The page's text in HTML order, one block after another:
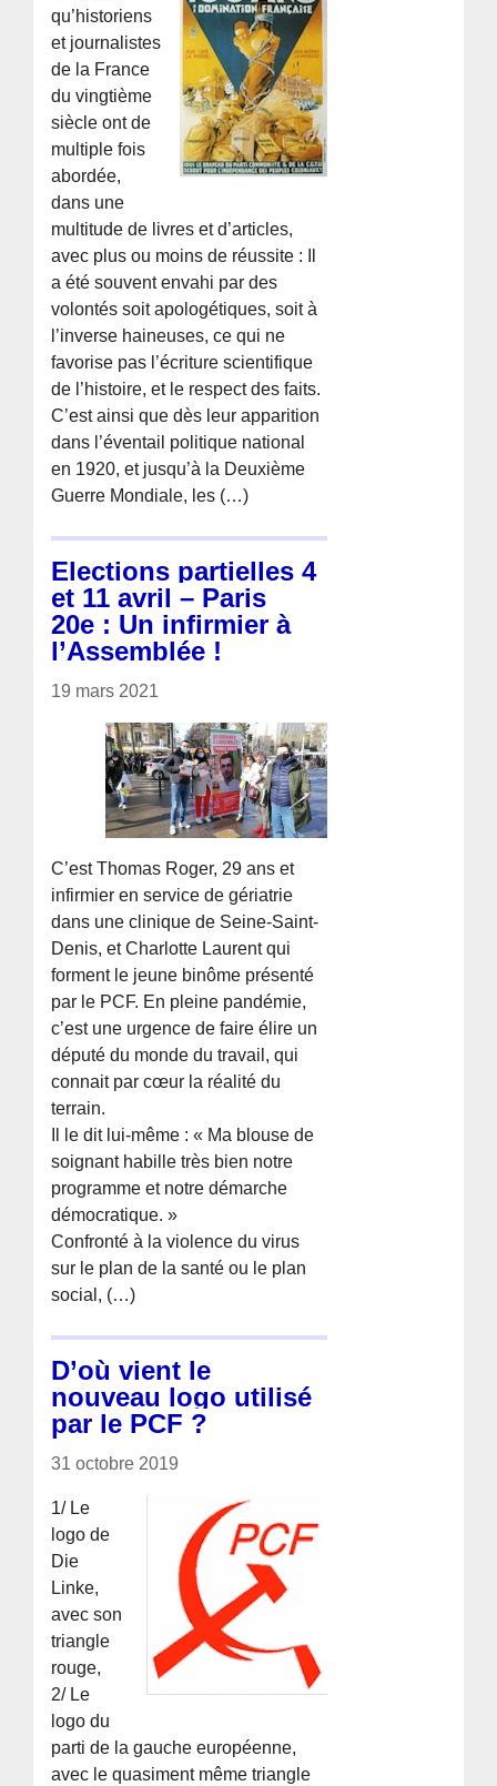
qu’historiens
et journalistes
de la France
du vingtième
siècle ont de
multiple fois
abordée,
dans une
multitude de livres et d’articles,
avec plus ou moins de réussite : Il
a été souvent envahi par des
volontés soit apologétiques, soit à
l’inverse haineuses, ce qui ne
favorise pas l’écriture scientifique
de l’histoire, et le respect des faits.
C’est ainsi que dès leur apparition
dans l’éventail politique national
en 1920, et jusqu’à la Deuxième
Guerre Mondiale, les (…)
Elections partielles 4
et 11 avril – Paris
20e : Un infirmier à
l’Assemblée !
19 mars 2021
C’est Thomas Roger, 29 ans et
infirmier en service de gériatrie
dans une clinique de Seine-Saint-
Denis, et Charlotte Laurent qui
forment le jeune binôme présenté
par le PCF. En pleine pandémie,
c’est une urgence de faire élire un
député du monde du travail, qui
connait par cœur la réalité du
terrain.
Il le dit lui-même : « Ma blouse de
soignant habille très bien notre
programme et notre démarche
démocratique. »
Confronté à la violence du virus
sur le plan de la santé ou le plan
social, (…)
D’où vient le
nouveau logo utilisé
par le PCF ?
31 octobre 2019
1/ Le
logo de
Die
Linke,
avec son
triangle
rouge,
2/ Le
logo du
parti de la gauche européenne,
avec le quasiment même triangle